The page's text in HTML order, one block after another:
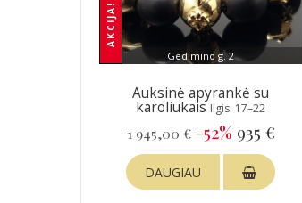
Gedimino g. 2
AKCIJA!
Auksinė apyrankė su
karoliukaisIlgis: 17–22
1 945,00 € -52% 935 €
DAUGIAU